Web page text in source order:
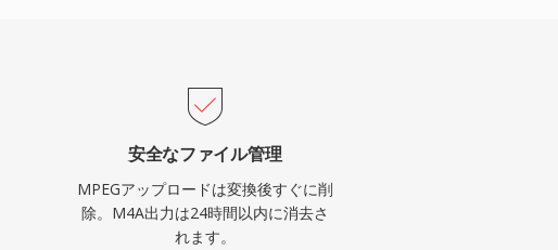
安全なファイル管理
MPEGアップロードは変換後すぐに削
除。M4A出力は24時間以内に消去さ
れます。